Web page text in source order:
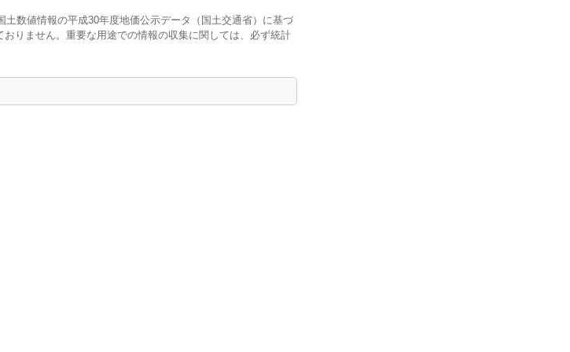
数値情報の平成30年度地価公示データ（国土交通省）に基づ
りません。重要な用途での情報の収集に関しては、必ず統計